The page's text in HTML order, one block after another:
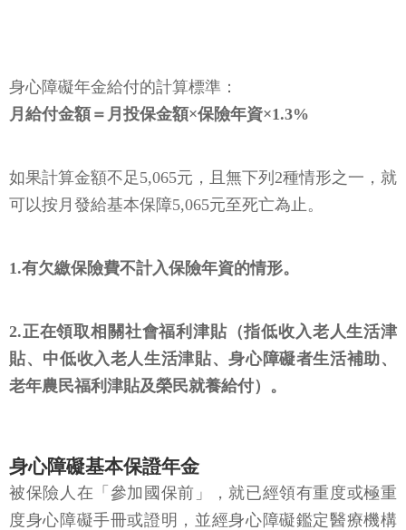
身心障礙年金給付的計算標準：
月給付金額＝月投保金額×保險年資×1.3%
如果計算金額不足5,065元，且無下列2種情形之一，就
可以按月發給基本保障5,065元至死亡為止。
1.有欠繳保險費不計入保險年資的情形。
2.正在領取相關社會福利津貼（指低收入老人生活津
貼、中低收入老人生活津貼、身心障礙者生活補助、
老年農民福利津貼及榮民就養給付）。
身心障礙基本保證年金
被保險人在「參加國保前」，就已經領有重度或極重
度身心障礙手冊或證明，並經身心障礙鑑定醫療機構